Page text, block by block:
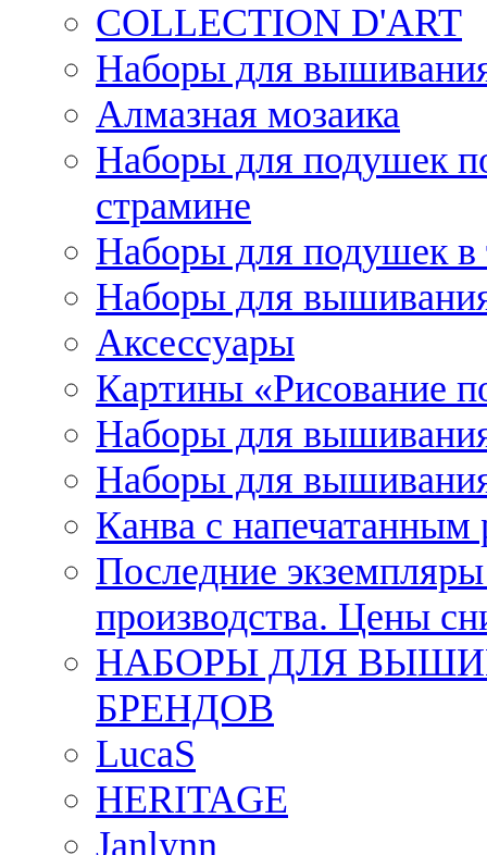
COLLECTION D'ART
Наборы для
Алмазная мозаика
Наборы для подушек
страмине
Наборы для подушек в
Наборы для
Аксессуары
Картины «Рисование
Наборы для
Наборы для
Канва с напечатанным
Последние
производства. Цены
НАБОРЫ ДЛЯ
БРЕНДОВ
LucaS
HERITAGE
Janlynn